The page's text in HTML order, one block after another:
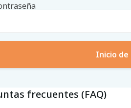
frecuentes (FAQ)